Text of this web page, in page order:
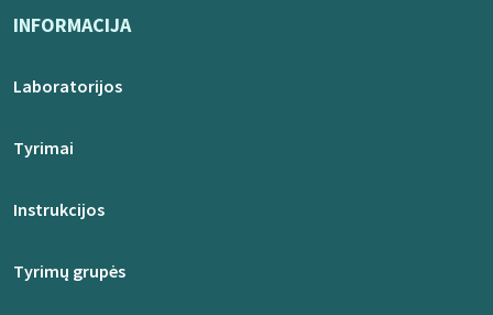
INFORMACIJA
Laboratorijos
Tyrimai
Instrukcijos
Tyrimų grupės